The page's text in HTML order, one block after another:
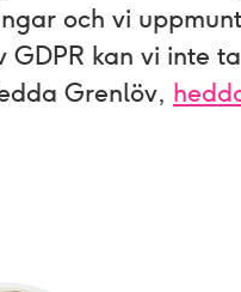
och vi
GDPR kan vi inte
Grenlöv,